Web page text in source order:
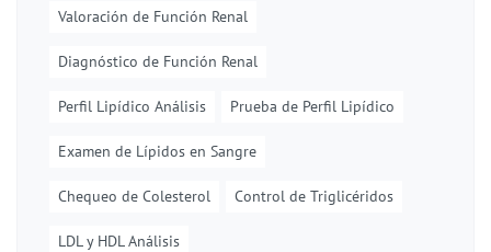
Valoración de Función Renal
Diagnóstico de Función Renal
Perfil Lipídico Análisis Prueba de Perfil Lipídico
Examen de Lípidos en Sangre
Chequeo de Colesterol Control de Triglicéridos
LDL y HDL Análisis